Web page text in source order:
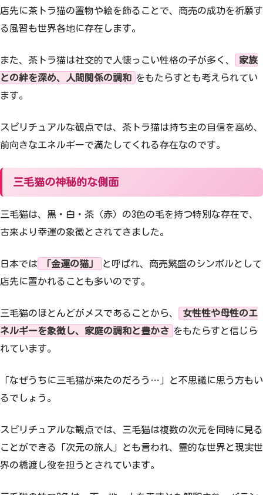
店先に茶トラ猫の置物や絵を飾ることで、商売の成功を祈願す
る風習も世界各地に存在します。
また、茶トラ猫は社交的で人懐っこい性格の子が多く、
家族
との絆を深め、人間関係の調和 をもたらすとも考えられてい
ます。
スピリチュアルな観点では、茶トラ猫は持ち主の自信を高め、
前向きなエネルギーで満たしてくれる存在なのです。
三毛猫の神秘的な側面
三毛猫は、黒・白・茶（赤）の3色の毛を持つ特別な存在で、
古来より幸運の象徴とされてきました。
日本では 「金運の猫」
と呼ばれ、商売繁盛のシンボルとして
店先に置かれることも多いのです。
三毛猫のほとんどがメスであることから、
女性性や母性のエ
ネルギーを象徴し、家庭の調和と豊かさ をもたらすと信じら
れています。
「なぜうちに三毛猫が来たのだろう…」と不思議に思う方もい
るでしょう。
スピリチュアルな観点では、三毛猫は複数の次元を同時に見る
ことができる「次元の旅人」とも言われ、霊的な世界と現実世
界の橋渡し役を担うとされています。